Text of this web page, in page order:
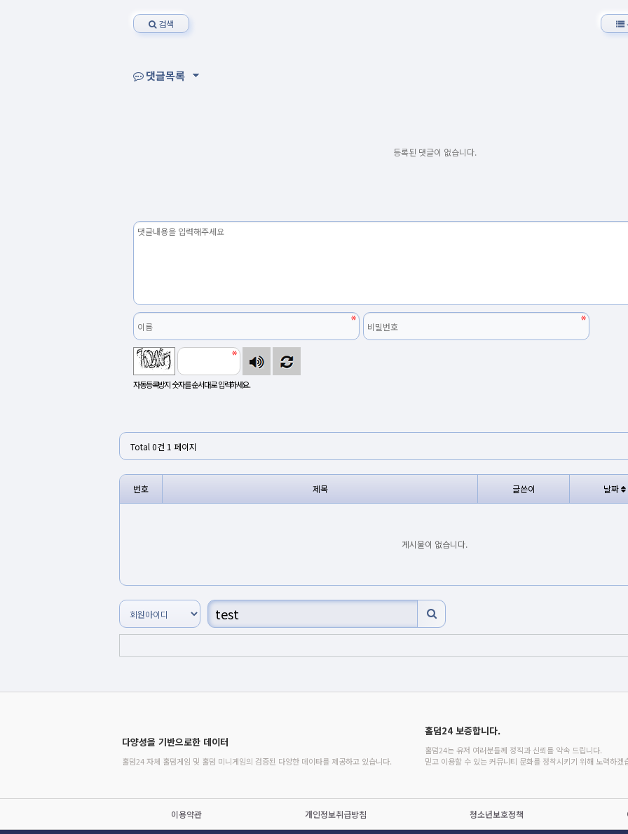
검색
댓글목록
등록된 댓글이 없습니다.
자동등록방지 숫자를 순서대로 입력하세요.
Total 0건 1 페이지
번호 제목 글쓴이 날짜
게시물이 없습니다.
다양성을 기반으로한 데이터
홀덤24 자체 홀덤게임 및 홀덤 미니게임의 검증된 다양한 데이타를 제공하고 있습니다.
홀덤24 보증합니다.
홀덤24는 유저 여러분들께 정직과 신뢰를 약속 드립니다.
믿고 이용할 수 있는 커뮤니티 문화를 정착시키기 위해 노력하겠
이용약관 개인정보취급방침 청소년보호정책